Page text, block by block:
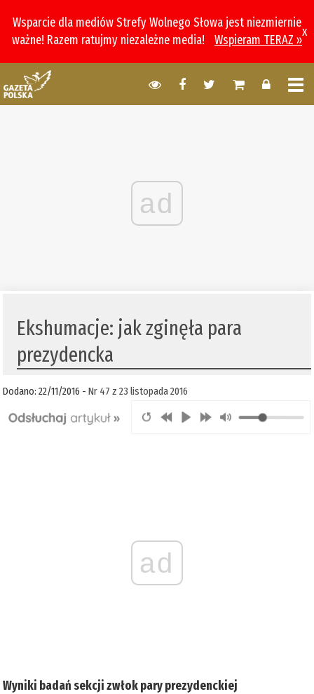
Wsparcie dla mediów Strefy Wolnego Słowa jest niezmiernie
ważne! Razem ratujmy niezależne media!
Wspieram TERAZ »
x
ad
Ekshumacje: jak zginęła para
prezydencka
Dodano: 22/11/2016 -Nr 47 z 23 listopada 2016
ad
Wyniki badań sekcji zwłok pary prezydenckiej